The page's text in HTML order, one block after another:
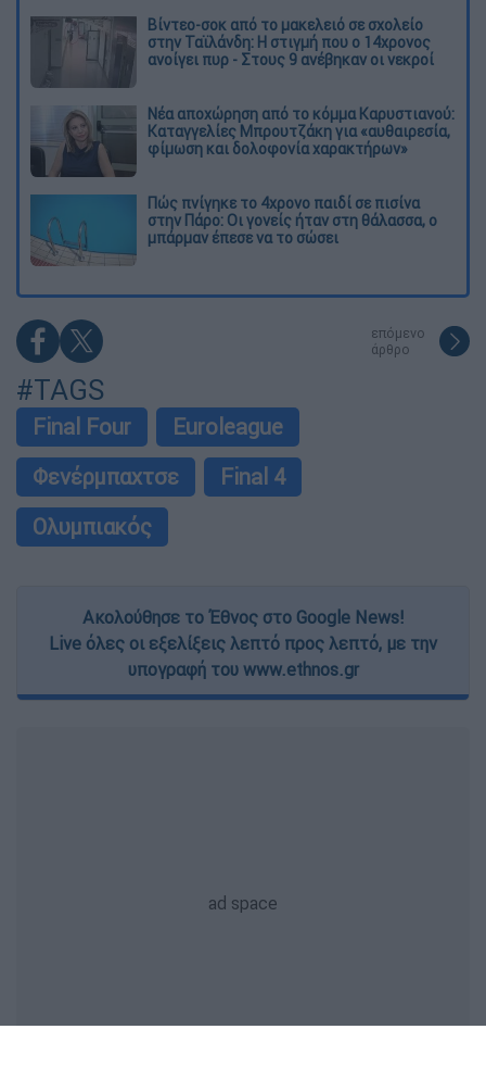
Βίντεο-σοκ από το μακελειό σε σχολείο
στην Ταϊλάνδη: Η στιγμή που ο 14χρονος
ανοίγει πυρ - Στους 9 ανέβηκαν οι νεκροί
Νέα αποχώρηση από το κόμμα Καρυστιανού:
Καταγγελίες Μπρουτζάκη για «αυθαιρεσία,
φίμωση και δολοφονία χαρακτήρων»
Πώς πνίγηκε το 4χρονο παιδί σε πισίνα
στην Πάρο: Οι γονείς ήταν στη θάλασσα, ο
μπάρμαν έπεσε να το σώσει
επόμενο
άρθρο
#TAGS
Final Four
Euroleague
Φενέρμπαχτσε
Final 4
Ολυμπιακός
Ακολούθησε το Έθνος στο Google News!
Live όλες οι εξελίξεις λεπτό προς λεπτό, με την
υπογραφή του www.ethnos.gr